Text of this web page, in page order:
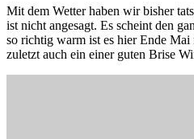
Mit dem Wetter haben wir bisher
ist nicht angesagt. Es scheint den
so richtig warm ist es hier Ende
zuletzt auch ein einer guten Brise